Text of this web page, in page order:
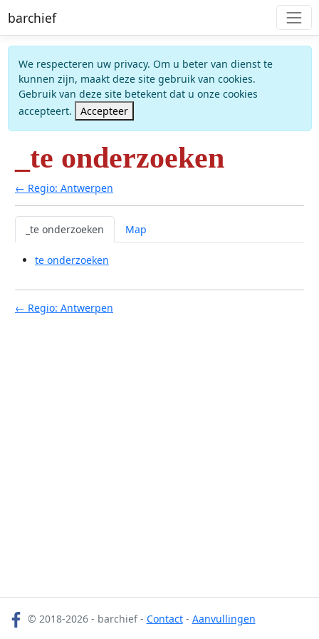
barchief
We respecteren uw privacy. Om u beter van dienst te
kunnen zijn, maakt deze site gebruik van cookies.
Gebruik van deze site betekent dat u onze cookies
accepteert.
Accepteer
_te onderzoeken
← Regio: Antwerpen
_te onderzoeken Map
te onderzoeken
← Regio: Antwerpen
© 2018-2026 - barchief - Contact- Aanvullingen